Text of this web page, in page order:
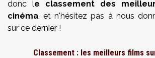
donc le classement des
cinéma, et n'hésitez pas à nous
sur ce dernier !
Classement : les meilleurs films